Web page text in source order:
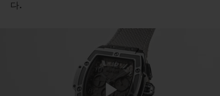
다.
부티크 검색